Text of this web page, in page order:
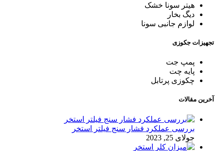
هیتر سونا خشک
دیگ بخار
لوازم جانبی سونا
تجهیزات جکوزی
پمپ جت
پایه چت
چکوزی پرتابل
آخرین مقالات
بررسی عملکرد فشار سنج فیلتر استخر
جولای 25, 2023